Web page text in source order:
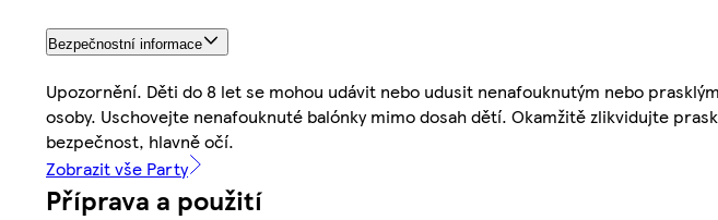
Bezpečnostní informace
Upozornění. Děti do 8 let se mohou udávit nebo udusit nenafouknutým nebo
osoby. Uschovejte nenafouknuté balónky mimo dosah dětí. Okamžitě zlikvidujte
bezpečnost, hlavně očí.
Zobrazit vše Party
Příprava a použití